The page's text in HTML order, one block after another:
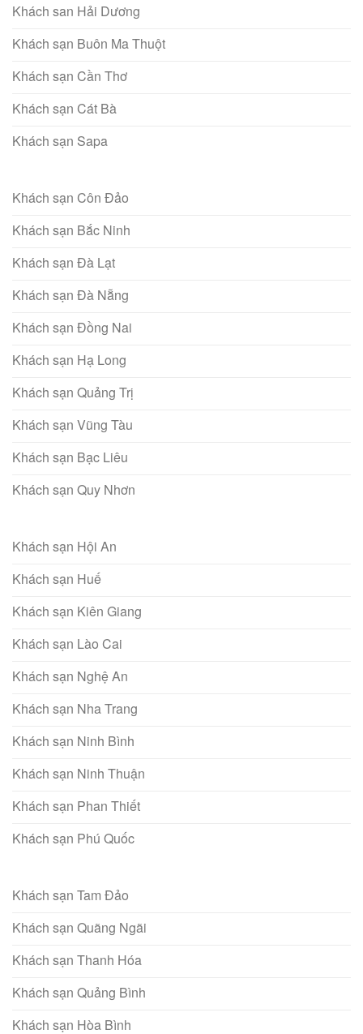
Khách san Hải Dương
Khách sạn Buôn Ma Thuột
Khách sạn Cần Thơ
Khách sạn Cát Bà
Khách sạn Sapa
Khách sạn Côn Đảo
Khách sạn Bắc Ninh
Khách sạn Đà Lạt
Khách sạn Đà Nẵng
Khách sạn Đồng Nai
Khách sạn Hạ Long
Khách sạn Quảng Trị
Khách sạn Vũng Tàu
Khách sạn Bạc Liêu
Khách sạn Quy Nhơn
Khách sạn Hội An
Khách sạn Huế
Khách sạn Kiên Giang
Khách sạn Lào Cai
Khách sạn Nghệ An
Khách sạn Nha Trang
Khách sạn Ninh Bình
Khách sạn Ninh Thuận
Khách sạn Phan Thiết
Khách sạn Phú Quốc
Khách sạn Tam Đảo
Khách sạn Quãng Ngãi
Khách sạn Thanh Hóa
Khách sạn Quảng Bình
Khách sạn Hòa Bình